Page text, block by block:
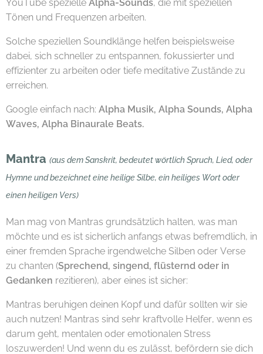
YouTube spezielle Alpha-Sounds, die mit speziellen
Tönen und Frequenzen arbeiten.
Solche speziellen Soundklänge helfen beispielsweise
dabei, sich schneller zu entspannen, fokussierter und
effizienter zu arbeiten oder tiefe meditative Zustände zu
erreichen.
Google einfach nach: Alpha Musik, Alpha Sounds, Alpha
Waves, Alpha Binaurale Beats.
Mantra (aus dem Sanskrit, bedeutet wörtlich Spruch, Lied, oder
Hymne und bezeichnet eine heilige Silbe, ein heiliges Wort oder
einen heiligen Vers)
Man mag von Mantras grundsätzlich halten, was man
möchte und es ist sicherlich anfangs etwas befremdlich, in
einer fremden Sprache irgendwelche Silben oder Verse
zu chanten (Sprechend, singend, flüsternd oder in
Gedanken rezitieren), aber eines ist sicher:
Mantras beruhigen deinen Kopf und dafür sollten wir sie
auch nutzen! Mantras sind sehr kraftvolle Helfer, wenn es
darum geht, mentalen oder emotionalen Stress
loszuwerden! Und wenn du es zulässt, befördern sie dich